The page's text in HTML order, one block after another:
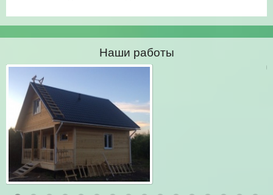
Наши работы